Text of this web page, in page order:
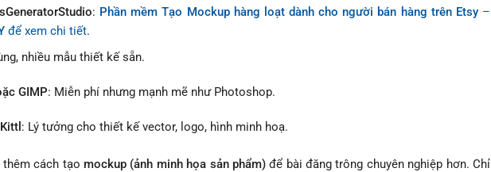
: Phần mềm Tạo Mockup hàng loạt dành cho người bán hàng trên Etsy–
để xem chi tiết.
nhiều mẫu thiết kế sẵn.
GIMP: Miễn phí nhưng mạnh mẽ như Photoshop.
Kittl : Lý tưởng cho thiết kế vector, logo, hình minh hoạ.
cách tạo mockup (ảnh minh họa sản phẩm)để bài đăng trông chuyên nghiệp hơn. Chỉ